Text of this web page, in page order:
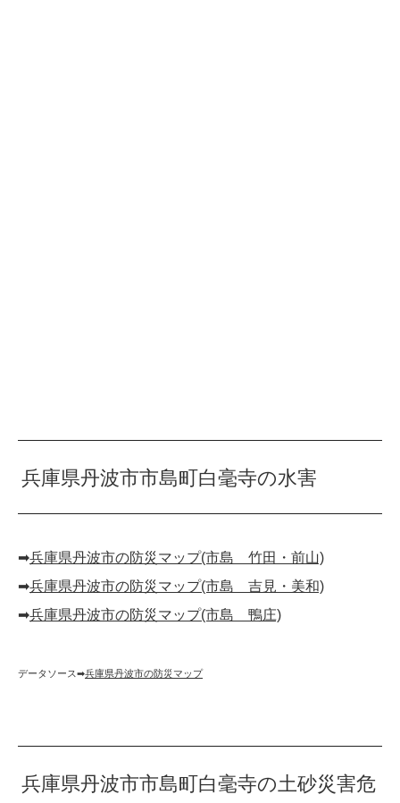
兵庫県丹波市市島町白毫寺の水害
➡︎兵庫県丹波市の防災マップ(市島 竹田・前山)
➡︎兵庫県丹波市の防災マップ(市島 吉見・美和)
➡︎兵庫県丹波市の防災マップ(市島 鴨庄)
データソース➡︎兵庫県丹波市の防災マップ
兵庫県丹波市市島町白毫寺の土砂災害危